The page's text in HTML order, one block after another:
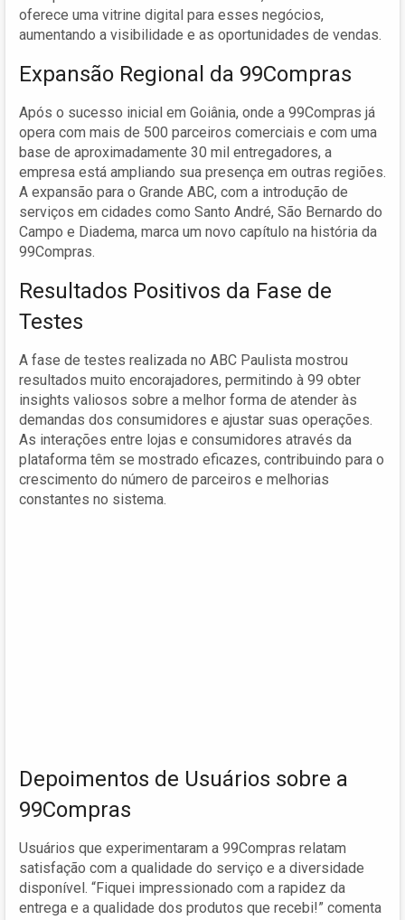
oferece uma vitrine digital para esses negócios,
aumentando a visibilidade e as oportunidades de vendas.
Expansão Regional da 99Compras
Após o sucesso inicial em Goiânia, onde a 99Compras já
opera com mais de 500 parceiros comerciais e com uma
base de aproximadamente 30 mil entregadores, a
empresa está ampliando sua presença em outras regiões.
A expansão para o Grande ABC, com a introdução de
serviços em cidades como Santo André, São Bernardo do
Campo e Diadema, marca um novo capítulo na história da
99Compras.
Resultados Positivos da Fase de
Testes
A fase de testes realizada no ABC Paulista mostrou
resultados muito encorajadores, permitindo à 99 obter
insights valiosos sobre a melhor forma de atender às
demandas dos consumidores e ajustar suas operações.
As interações entre lojas e consumidores através da
plataforma têm se mostrado eficazes, contribuindo para o
crescimento do número de parceiros e melhorias
constantes no sistema.
Depoimentos de Usuários sobre a
99Compras
Usuários que experimentaram a 99Compras relatam
satisfação com a qualidade do serviço e a diversidade
disponível. “Fiquei impressionado com a rapidez da
entrega e a qualidade dos produtos que recebi!” comenta